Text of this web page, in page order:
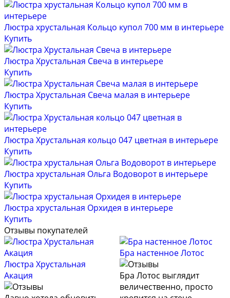
Люстра хрустальная Кольцо купол 700 мм в интерьере
Купить
Люстра Хрустальная Свеча в интерьере
Купить
Люстра Хрустальная Свеча малая в интерьере
Купить
Люстра Хрустальная кольцо 047 цветная в интерьере
Купить
Люстра хрустальная Ольга Водоворот в интерьере
Купить
Люстра хрустальная Орхидея в интерьере
Купить
Отзывы покупателей
Люстра Хрустальная
Акация
Бра настенное Лотос
Бра Лотос выглядит
величественно, просто